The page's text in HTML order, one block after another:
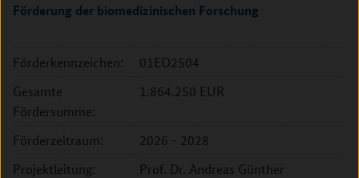
Förderung der biomedizinischen Forschung
Förderkennzeichen:
01EO2504
Gesamte
Fördersumme:
1.864.250 EUR
Förderzeitraum:
2026 - 2028
Projektleitung:
Prof. Dr. Andreas Günther